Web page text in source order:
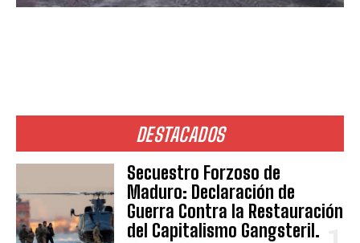
DESTACADOS
Secuestro Forzoso de
Maduro: Declaración de
Guerra Contra la Restauración
del Capitalismo Gangsteril.